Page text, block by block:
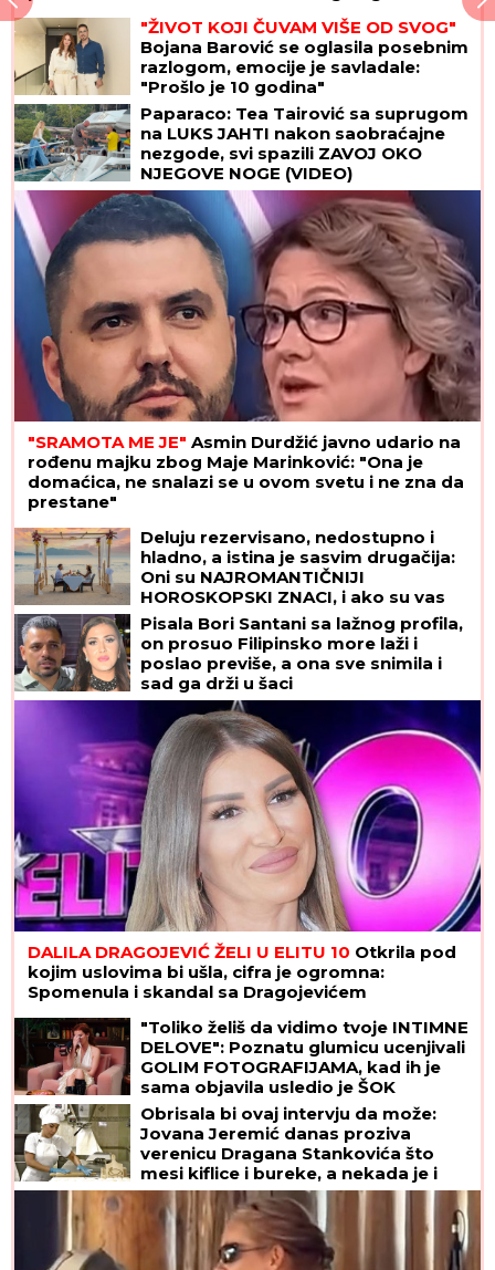
onda je usledio HAOS (FOTO)
"ŽIVOT KOJI ČUVAM VIŠE OD SVOG"
Bojana Barović se oglasila posebnim
razlogom, emocije je savladale:
"Prošlo je 10 godina"
Paparaco: Tea Tairović sa suprugom
na LUKS JAHTI nakon saobraćajne
nezgode, svi spazili ZAVOJ OKO
NJEGOVE NOGE (VIDEO)
"SRAMOTA ME JE" Asmin Durdžić javno udario na
rođenu majku zbog Maje Marinković: "Ona je
domaćica, ne snalazi se u ovom svetu i ne zna da
prestane"
Deluju rezervisano, nedostupno i
hladno, a istina je sasvim drugačija:
Oni su NAJROMANTIČNIJI
HOROSKOPSKI ZNACI, i ako su vas
izabrali - pravi ste SREĆNIK!
Pisala Bori Santani sa lažnog profila,
on prosuo Filipinsko more laži i
poslao previše, a ona sve snimila i
sad ga drži u šaci
DALILA DRAGOJEVIĆ ŽELI U ELITU 10 Otkrila pod
kojim uslovima bi ušla, cifra je ogromna:
Spomenula i skandal sa Dragojevićem
"Toliko želiš da vidimo tvoje INTIMNE
DELOVE": Poznatu glumicu ucenjivali
GOLIM FOTOGRAFIJAMA, kad ih je
sama objavila usledio je ŠOK
Obrisala bi ovaj intervju da može:
Jovana Jeremić danas proziva
verenicu Dragana Stankovića što
mesi kiflice i bureke, a nekada je i
ona radila isto!